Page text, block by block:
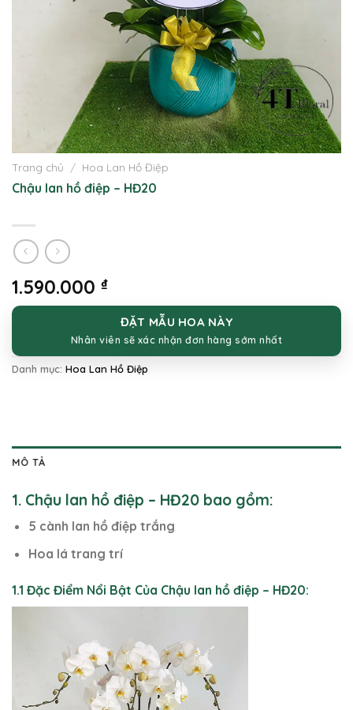
Trang chủ / Hoa Lan Hồ Điệp
Chậu lan hồ điệp – HĐ20
1.590.000 ₫
ĐẶT MẪU HOA NÀY
Nhân viên sẽ xác nhận đơn hàng sớm nhất
Danh mục: Hoa Lan Hồ Điệp
MÔ TẢ
1. Chậu lan hồ điệp – HĐ20 bao gồm:
5 cành lan hồ điệp trắng
Hoa lá trang trí
1.1 Đặc Điểm Nổi Bật Của Chậu lan hồ điệp – HĐ20: